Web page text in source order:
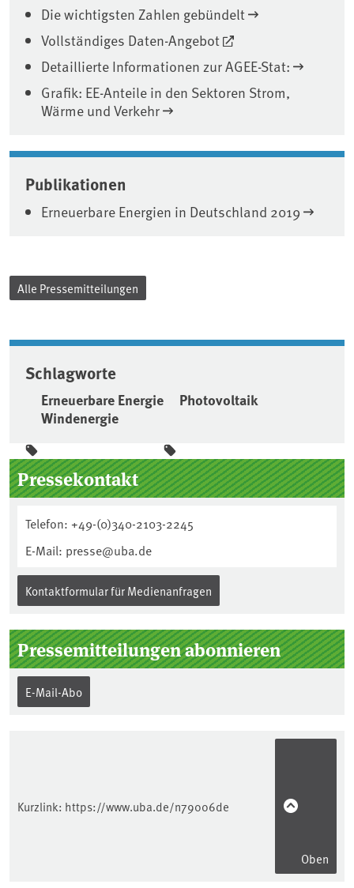
Die wichtigsten Zahlen gebündelt
Vollständiges Daten-Angebot
Detaillierte Informationen zur AGEE-Stat:
Grafik: EE-Anteile in den Sektoren Strom,
Wärme und Verkehr
Publikationen
Erneuerbare Energien in Deutschland 2019
Alle Pressemitteilungen
Schlagworte
Erneuerbare Energie
Photovoltaik
Windenergie
Seitenleiste
Pressekontakt
Telefon: +49-(0)340-2103-2245
E-Mail: presse@uba.de
Kontaktformular für Medienanfragen
Pressemitteilungen abonnieren
E-Mail-Abo
Kurzlink: https://www.uba.de/n79006de
Oben